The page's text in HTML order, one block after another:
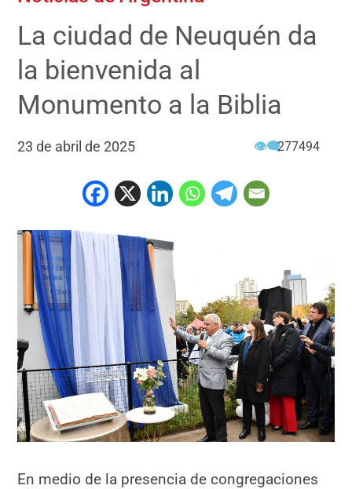
La ciudad de Neuquén da
la bienvenida al
Monumento a la Biblia
23 de abril de 2025 👁‍🗨277494
En medio de la presencia de congregaciones